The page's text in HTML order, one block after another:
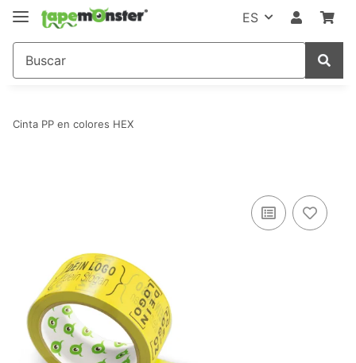
ES
Cinta PP en colores HEX